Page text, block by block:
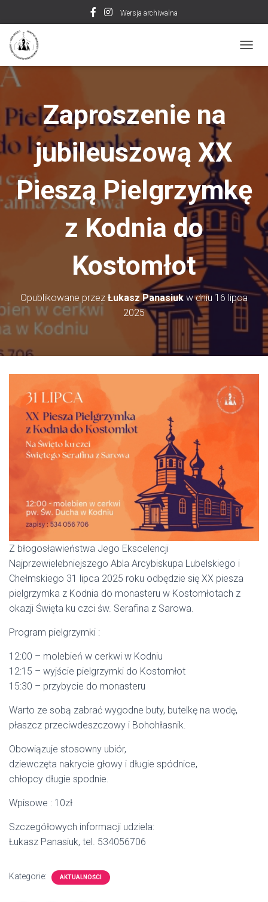
Wersja archiwalna
R
G
A
C
Zaproszenie na
jubileuszową XX
Pieszą Pielgrzymkę
z Kodnia do
Kostomłot
Opublikowane przez Łukasz Panasiuk w dniu 16 lipca
2025
Z błogosławieństwa Jego Ekscelencji
Najprzewielebniejszego Abla Arcybiskupa Lubelskiego i
Chełmskiego 31 lipca 2025 roku odbędzie się XX piesza
pielgrzymka z Kodnia do monasteru w Kostomłotach z
okazji Święta ku czci św. Serafina z Sarowa.
Program pielgrzymki :
12:00 – molebień w cerkwi w Kodniu
12:15 – wyjście pielgrzymki do Kostomłot
15:30 – przybycie do monasteru
Warto ze sobą zabrać wygodne buty, butelkę na wodę,
płaszcz przeciwdeszczowy i Bohohłasnik.
Obowiązuje stosowny ubiór,
dziewczęta nakrycie głowy i długie spódnice,
chłopcy długie spodnie.
Wpisowe : 10zł
Szczegółowych informacji udziela:
Łukasz Panasiuk, tel. 534056706
Kategorie: AKTUALNOŚCI